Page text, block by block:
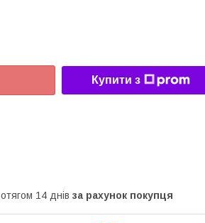
Купити з
14 днів за рахунок покупця